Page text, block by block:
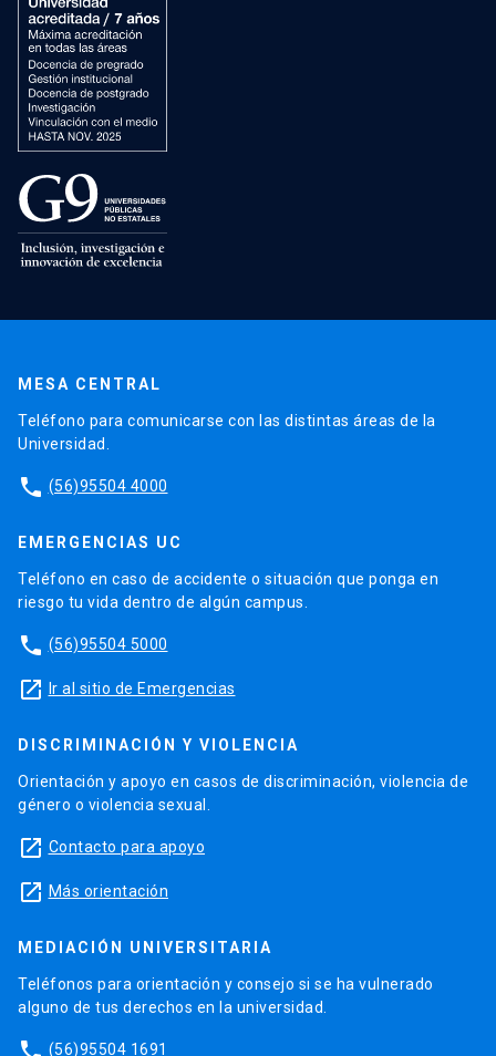
MESA CENTRAL
Teléfono para comunicarse con las distintas áreas de la
Universidad.
phone (56)95504 4000
EMERGENCIAS UC
Teléfono en caso de accidente o situación que ponga en
riesgo tu vida dentro de algún campus.
phone (56)95504 5000
launch Ir al sitio de Emergencias
DISCRIMINACIÓN Y VIOLENCIA
Orientación y apoyo en casos de discriminación, violencia de
género o violencia sexual.
launch Contacto para apoyo
launch Más orientación
MEDIACIÓN UNIVERSITARIA
Teléfonos para orientación y consejo si se ha vulnerado
alguno de tus derechos en la universidad.
(56)95504 1691